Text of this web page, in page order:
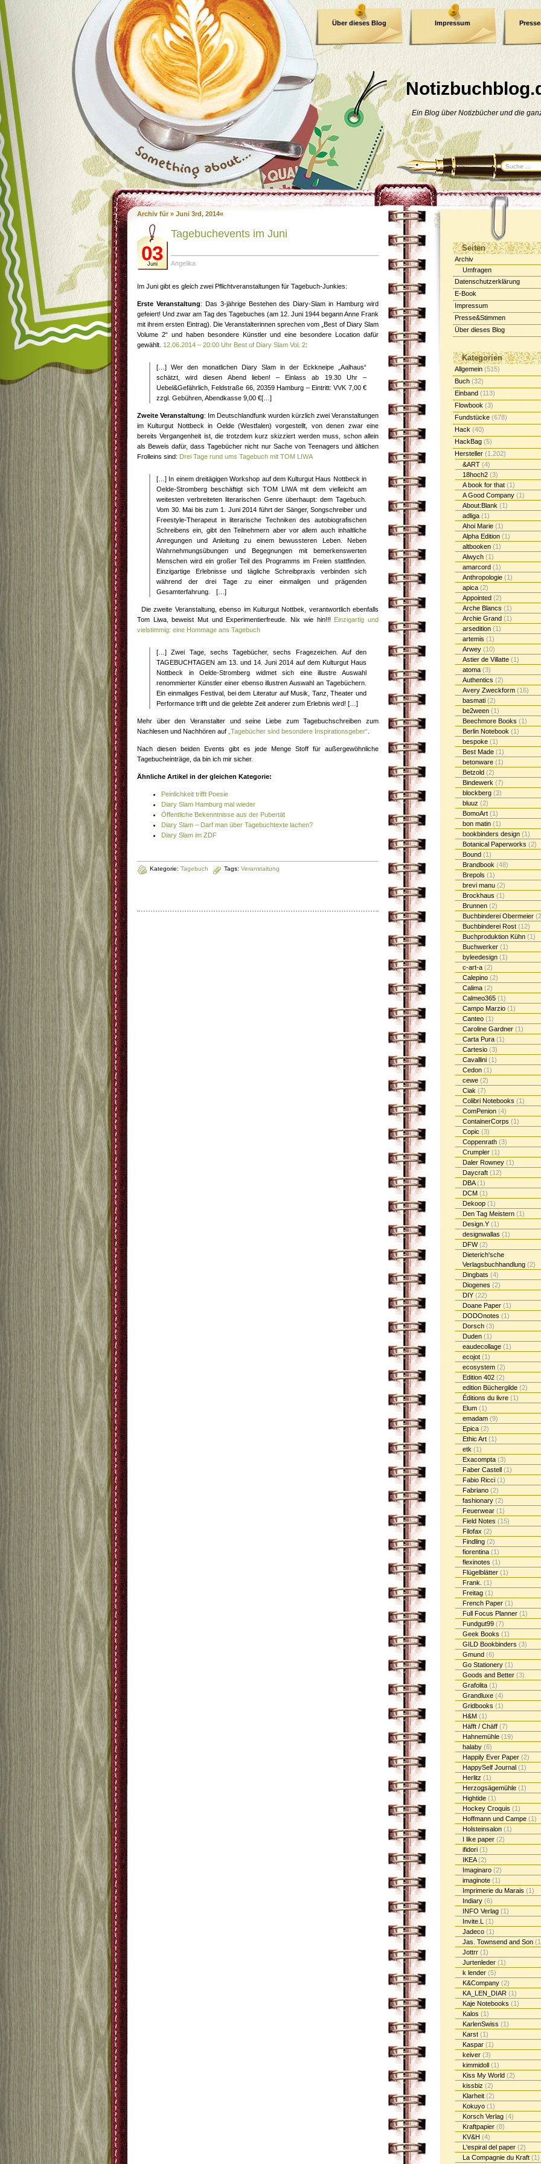
Ein Blog über Notizbücher und die
Über dieses Blog Impressum
Datenschutzerklärung
Archiv für » Juni 3rd, 2014«
03
Juni
Tagebuchevents im Juni
Angelika
Im Juni gibt es gleich zwei Pflichtveranstaltungen für Tagebuch-Junkies:
Erste Veranstaltung: Das 3-jährige Bestehen des Diary-Slam in Hamburg wird
gefeiert! Und zwar am Tag des Tagebuches (am 12. Juni 1944 begann Anne Frank
mit ihrem ersten Eintrag). Die Veranstalterinnen sprechen vom „Best of Diary Slam
Volume 2“ und haben besondere Künstler und eine besondere Location dafür
gewählt. 12.06.2014 – 20:00 Uhr Best of Diary Slam Vol. 2:
[…] Wer den monatlichen Diary Slam in der Eckkneipe „Aalhaus“
schätzt, wird diesen Abend lieben! – Einlass ab 19.30 Uhr –
Uebel&Gefährlich, Feldstraße 66, 20359 Hamburg – Eintritt: VVK 7,00 €
zzgl. Gebühren, Abendkasse 9,00 €[…]
Zweite Veranstaltung: Im Deutschlandfunk wurden kürzlich zwei Veranstaltungen
im Kulturgut Nottbeck in Oelde (Westfalen) vorgestellt, von denen zwar eine
bereits Vergangenheit ist, die trotzdem kurz skizziert werden muss, schon allein
als Beweis dafür, dass Tagebücher nicht nur Sache von Teenagers und ältlichen
Frolleins sind: Drei Tage rund ums Tagebuch mit TOM LIWA
[…] In einem dreitägigen Workshop auf dem Kulturgut Haus Nottbeck in
Oelde-Stromberg beschäftigt sich TOM LIWA mit dem vielleicht am
weitesten verbreiteten literarischen Genre überhaupt: dem Tagebuch.
Vom 30. Mai bis zum 1. Juni 2014 führt der Sänger, Songschreiber und
Freestyle-Therapeut in literarische Techniken des autobiografischen
Schreibens ein, gibt den Teilnehmern aber vor allem auch inhaltliche
Anregungen und Anleitung zu einem bewussteren Leben. Neben
Wahrnehmungsübungen und Begegnungen mit bemerkenswerten
Menschen wird ein großer Teil des Programms im Freien stattfinden.
Einzigartige Erlebnisse und tägliche Schreibpraxis verbinden sich
während der drei Tage zu einer einmaligen und prägenden
Gesamterfahrung. […]
Die zweite Veranstaltung, ebenso im Kulturgut Nottbek, verantwortlich ebenfalls
Tom Liwa, beweist Mut und Experimentierfreude. Nix wie hin!!! Einzigartig und
vielstimmig: eine Hommage ans Tagebuch
[…] Zwei Tage, sechs Tagebücher, sechs Fragezeichen. Auf den
TAGEBUCHTAGEN am 13. und 14. Juni 2014 auf dem Kulturgut Haus
Nottbeck in Oelde-Stromberg widmet sich eine illustre Auswahl
renommierter Künstler einer ebenso illustren Auswahl an Tagebüchern.
Ein einmaliges Festival, bei dem Literatur auf Musik, Tanz, Theater und
Performance trifft und die gelebte Zeit anderer zum Erlebnis wird! […]
Mehr über den Veranstalter und seine Liebe zum Tagebuchschreiben zum
Nachlesen und Nachhören auf „Tagebücher sind besondere Inspirationsgeber“
Nach diesen beiden Events gibt es jede Menge Stoff für außergewöhnliche
Tagebucheinträge, da bin ich mir sicher.
Ähnliche Artikel in der gleichen Kategorie:
Peinlichkeit trifft Poesie
Diary Slam Hamburg mal wieder
Öffentliche Bekenntnisse aus der Pubertät
Diary Slam – Darf man über Tagebuchtexte lachen?
Diary Slam im ZDF
Kategorie: Tagebuch Tags: Veranstaltung
Seiten
Archiv
Umfragen
Datenschutzerklärung
E-Book
Impressum
Presse&Stimmen
Über dieses Blog
Kategorien
Allgemein (515)
Buch (32)
Einband (113)
Flowbook (3)
Fundstücke (678)
Hack (40)
HackBag (5)
Hersteller (1.202)
&ART (4)
18hoch2 (3)
A book for that (1)
A Good Company (1)
About:Blank (1)
adliga (1)
Ahoi Marie (1)
Alpha Edition (1)
altbooken (1)
Alwych (1)
amarcord (1)
Anthropologie (1)
apica (2)
Appointed (2)
Arche Blancs (1)
Archie Grand (1)
arsedition (1)
artemis (1)
Arwey (10)
Astier de Villatte (1)
atoma (3)
Authentics (2)
Avery Zweckform (16)
basmati (2)
be2ween (1)
Beechmore Books (1)
Berlin Notebook (1)
bespoke (1)
Best Made (1)
betonware (1)
Betzold (2)
Bindewerk (7)
blockberg (3)
bluuz (2)
BomoArt (1)
bon matin (1)
bookbinders design (1)
Botanical Paperworks (2)
Bound (1)
Brandbook (48)
Brepols (1)
brevi manu (2)
Brockhaus (1)
Brunnen (2)
Buchbinderei Obermeier
Buchbinderei Rost (12)
Buchproduktion Kühn (1)
Buchwerker (1)
byleedesign (1)
c-art-a (2)
Calepino (2)
Calima (2)
Calmeo365 (1)
Campo Marzio (1)
Canteo (1)
Caroline Gardner (1)
Carta Pura (1)
Cartesio (3)
Cavallini (1)
Cedon (1)
cewe (2)
Ciak (7)
Colibri Notebooks (1)
ComPenion (4)
ContainerCorps (1)
Copic (3)
Coppenrath (3)
Crumpler (1)
Daler Rowney (1)
Daycraft (12)
DBA(1)
DCM (1)
Dekoop (1)
Den Tag Meistern (1)
Design.Y (1)
designwallas (1)
DFW(2)
Dieterich'sche
Verlagsbuchhandlung (2)
Dingbats (4)
Diogenes (2)
DIY (22)
Doane Paper (1)
DODOnotes (1)
Dorsch (3)
Duden (1)
eaudecollage (1)
ecojot (1)
ecosystem (2)
Edition 402 (2)
edition Büchergilde (2)
Éditions du livre (1)
Elum (1)
emadam (9)
Epica (2)
Ethic Art (1)
etk (1)
Exacompta (3)
Faber Castell (1)
Fabio Ricci (1)
Fabriano (2)
fashionary (2)
Feuerwear (1)
Field Notes (15)
Filofax (2)
Findling (2)
fiorentina (1)
flexinotes (1)
Flügelblätter (1)
Frank. (1)
Freitag (1)
French Paper (1)
Full Focus Planner (1)
Fundgut99 (7)
Geek Books (1)
GILD Bookbinders (3)
Gmund (6)
Go Stationery (1)
Goods and Better (3)
Grafolita (1)
Grandluxe (4)
Gridbooks (1)
H&M (1)
Häfft / Chäff (7)
Hahnemühle (19)
halaby (6)
Happily Ever Paper (2)
HappySelf Journal (1)
Herlitz (1)
Herzogsägemühle (1)
Hightide (1)
Hockey Croquis (1)
Hoffmann und Campe (1)
Holsteinsalon (1)
I like paper (2)
ifidori (1)
IKEA(2)
Imaginaro (2)
imaginote (1)
Imprimerie du Marais (1)
Indiary (6)
INFO Verlag (1)
Invite.L (1)
Jadeco (1)
Jas. Townsend and Son
Jottrr (1)
Jurtenleder (1)
k lender (5)
K&Company (2)
KA_LEN_DIAR (1)
Kaje Notebooks (1)
Kalos (1)
KarlenSwiss (1)
Karst (1)
Kaspar (1)
keiver (3)
kimmidoll (1)
Kiss My World (2)
kissbiz (2)
Klarheit (2)
Kokuyo (1)
Korsch Verlag (4)
Kraftpapier (8)
KV&H (4)
L'espiral del paper (2)
La Compagnie du Kraft (1)